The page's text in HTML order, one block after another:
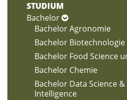
STUDIUM
Bachelor
Bachelor Agronomie
Bachelor Biotechnologie
Bachelor Food Science
Bachelor Chemie
Bachelor Data Science
Intelligence